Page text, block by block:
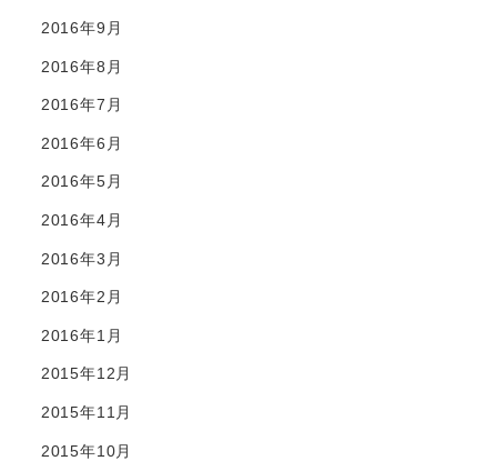
2016年9月
2016年8月
2016年7月
2016年6月
2016年5月
2016年4月
2016年3月
2016年2月
2016年1月
2015年12月
2015年11月
2015年10月